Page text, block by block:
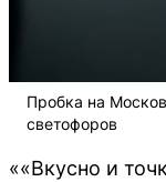
Пробка на
светофоров
««Вкусно и